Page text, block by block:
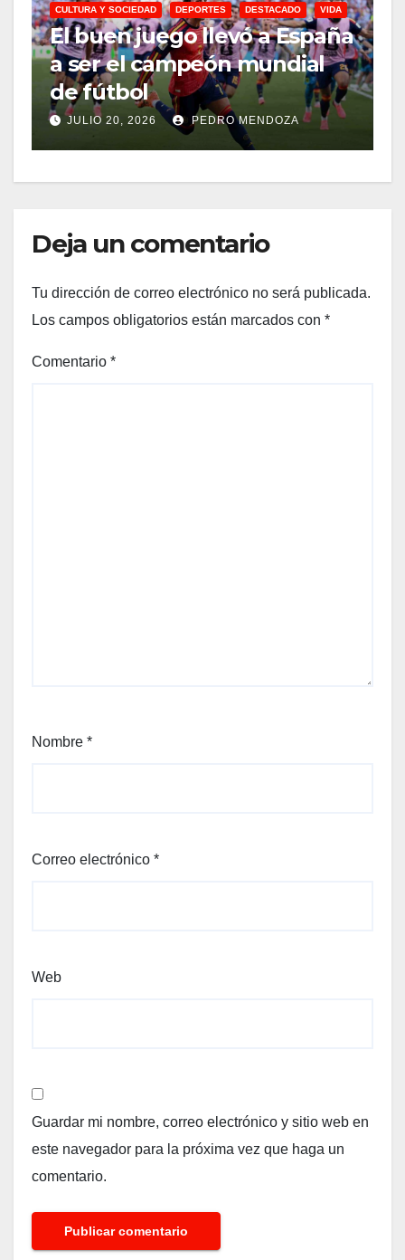
CULTURA Y SOCIEDAD DEPORTES DESTACADO VIDA
El buen juego llevó a España
a ser el campeón mundial
de fútbol
JULIO 20, 2026 PEDRO MENDOZA
Deja un comentario
Tu dirección de correo electrónico no será publicada.
Los campos obligatorios están marcados con *
Comentario *
Nombre *
Correo electrónico *
Web
Guardar mi nombre, correo electrónico y sitio web en
este navegador para la próxima vez que haga un
comentario.